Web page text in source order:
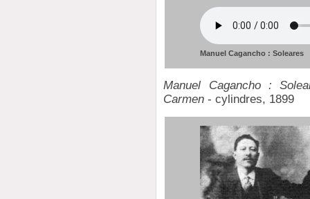
Manuel Cagancho : Soleares
Manuel Cagancho :
Carmen - cylindres, 1899